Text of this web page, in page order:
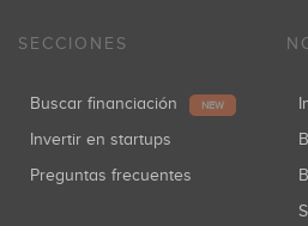
SECCIONES
Buscar financiación NEW
Invertir en startups
Preguntas frecuentes